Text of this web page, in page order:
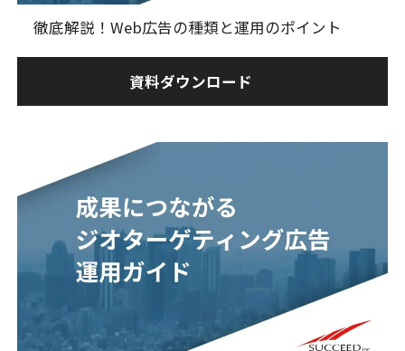
徹底解説！Web広告の種類と運用のポイント
資料ダウンロード